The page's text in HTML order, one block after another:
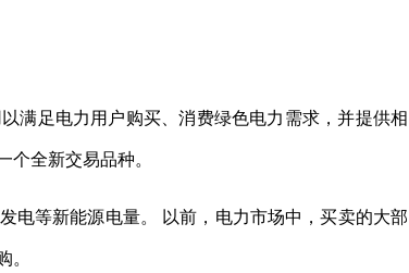
满足电力用户购买、消费绿色电力需求，并提供相
全新交易品种。
电等新能源电量。 以前，电力市场中，买卖的大部
。